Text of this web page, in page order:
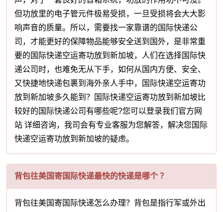
但功放里的电子管元件极易受损，一旦受损将会大大影
响声音的质量。所以，需要找一家靠谱的国际快递公
司，才能更好的保障物品能够安全送到国外，是非常重
要的国际快递空运寄功放到新加坡，人们在选择国际快
递公司时，也难免无从下手，如何从国内方便、安全、
又快捷地快递包裹到海外亲人手中，国际快递空运寄功
放到新加坡多久能到？国际快递空运寄功放到新加坡比
较好的国际快递公司有哪些呢?您可以登录我们官方网
站 详细咨询，我司会有专业客服为您解答，解决您国际
快递空运寄功放到新加坡的疑虑。
背包往美国寄国际快递最快的快递是哪个 ？
背包往美国寄国际快递怎么办理？背包是指行军或外出